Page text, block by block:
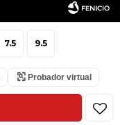
7.5 9.5
Probador virtual
Fenicio